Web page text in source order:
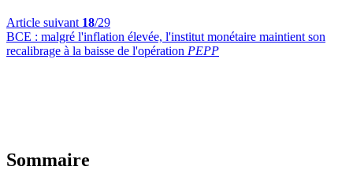
Article suivant 18/29
BCE : malgré l'inflation élevée, l'institut monétaire maintient son
recalibrage à la baisse de l'opération PEPP
Sommaire